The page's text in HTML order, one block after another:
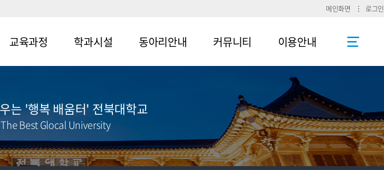
메인화면 로그인
교육과정
메뉴2-2
학과시설
메뉴3-2
동아리안내
메뉴4-2
커뮤니티 이용안내
사이트맵
로그인
는 '행복 배움터' 전북대학교
The Best Glocal University